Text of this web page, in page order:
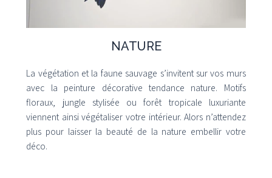
NATURE
La végétation et la faune sauvage s’invitent sur vos murs
avec la peinture décorative tendance nature. Motifs
floraux, jungle stylisée ou forêt tropicale luxuriante
viennent ainsi végétaliser votre intérieur. Alors n’attendez
plus pour laisser la beauté de la nature embellir votre
déco.